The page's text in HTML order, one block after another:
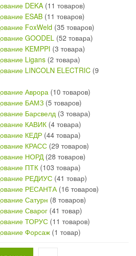
DEKA (11 товаров)
ESAB (11 товаров)
FoxWeld (35 товаров)
GOODEL (52 товара)
KEMPPI (3 товара)
Ligans (2 товара)
LINCOLN ELECTRIC (9
Аврора (10 товаров)
БАМЗ (5 товаров)
Барсвелд (3 товара)
КАВИК (4 товара)
КЕДР (44 товара)
КРАСС (29 товаров)
НОРД(28 товаров)
ПТК (103 товара)
РЕДИУС (41 товар)
РЕСАНТА(16 товаров)
Сатурн (8 товаров)
Сварог (41 товар)
ТОРУС (11 товаров)
Форсаж (1 товар)